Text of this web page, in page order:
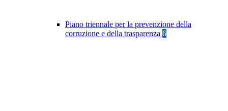
Piano triennale per la prevenzione della
corruzione e della trasparenza 6